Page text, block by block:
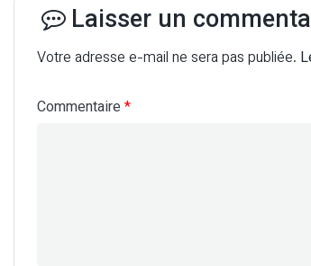
Laisser un
Votre adresse e-mail ne sera pas publiée.
Commentaire *